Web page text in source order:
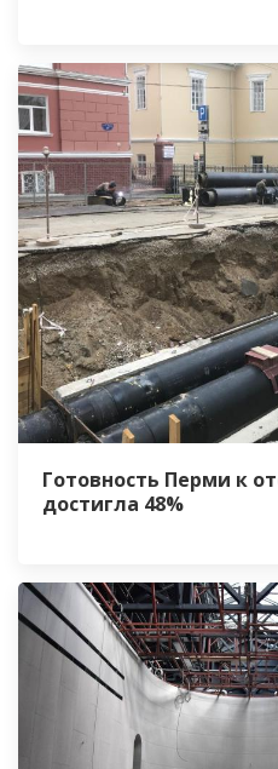
Готовность Перми к
достигла 48%